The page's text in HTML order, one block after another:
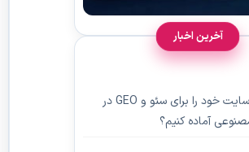
آخرین اخبار
چگونه سایت خود را برای سئو و GEO در
آماده کنیم؟